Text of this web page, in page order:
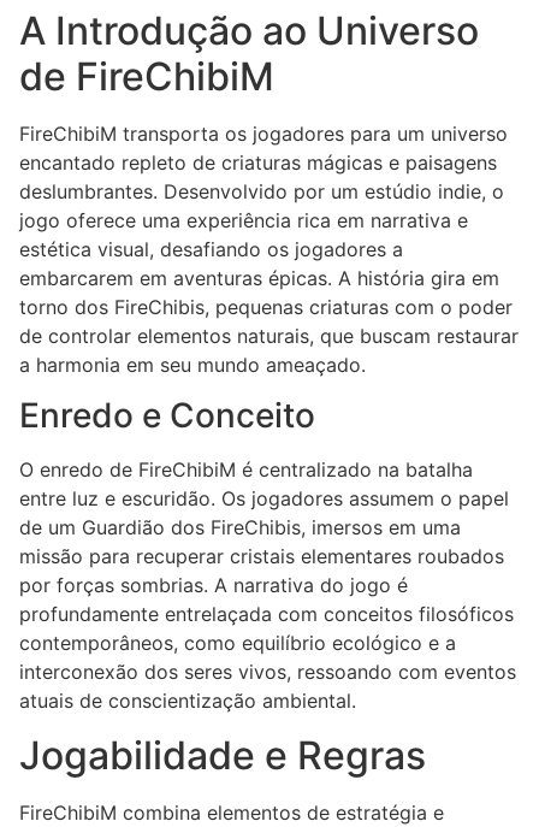
A Introdução ao Universo
de FireChibiM
FireChibiM transporta os jogadores para um universo
encantado repleto de criaturas mágicas e paisagens
deslumbrantes. Desenvolvido por um estúdio indie, o
jogo oferece uma experiência rica em narrativa e
estética visual, desafiando os jogadores a
embarcarem em aventuras épicas. A história gira em
torno dos FireChibis, pequenas criaturas com o poder
de controlar elementos naturais, que buscam restaurar
a harmonia em seu mundo ameaçado.
Enredo e Conceito
O enredo de FireChibiM é centralizado na batalha
entre luz e escuridão. Os jogadores assumem o papel
de um Guardião dos FireChibis, imersos em uma
missão para recuperar cristais elementares roubados
por forças sombrias. A narrativa do jogo é
profundamente entrelaçada com conceitos filosóficos
contemporâneos, como equilíbrio ecológico e a
interconexão dos seres vivos, ressoando com eventos
atuais de conscientização ambiental.
Jogabilidade e Regras
FireChibiM combina elementos de estratégia e